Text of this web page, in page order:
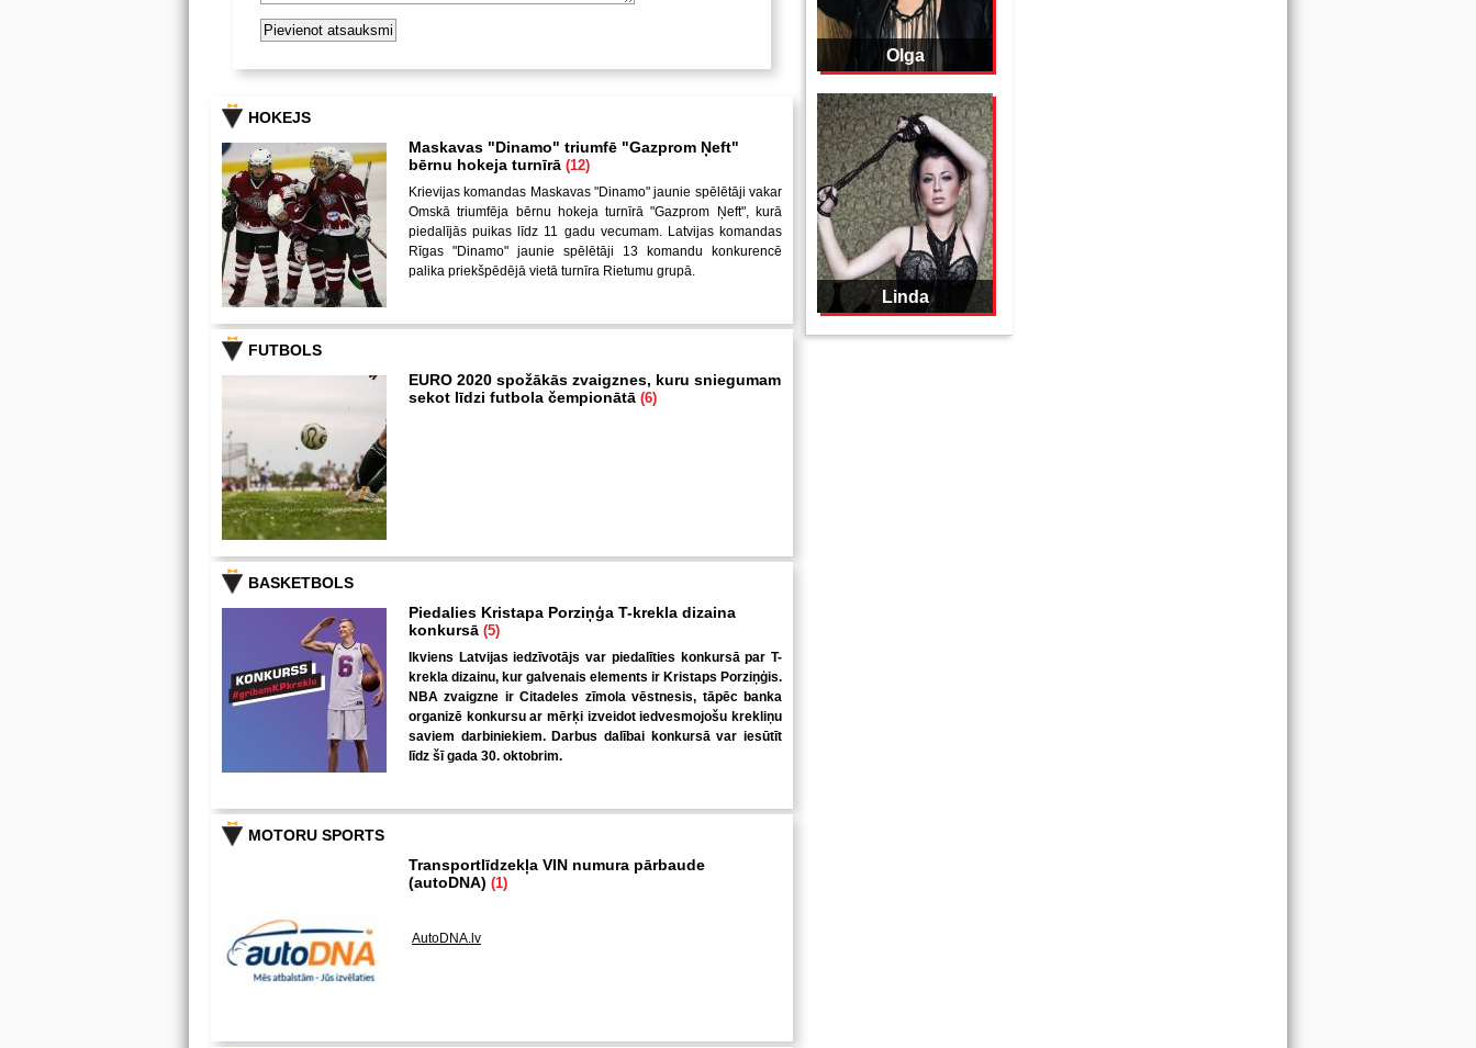
Olga
Linda
HOKEJS
Maskavas "Dinamo" triumfē "Gazprom Ņeft"
bērnu hokeja turnīrā (12)
Krievijas komandas Maskavas "Dinamo" jaunie spēlētāji vakar
Omskā triumfēja bērnu hokeja turnīrā "Gazprom Ņeft", kurā
piedalījās puikas līdz 11 gadu vecumam. Latvijas komandas
Rīgas "Dinamo" jaunie spēlētāji 13 komandu konkurencē
palika priekšpēdējā vietā turnīra Rietumu grupā.
FUTBOLS
EURO 2020 spožākās zvaigznes, kuru sniegumam
sekot līdzi futbola čempionātā (6)
BASKETBOLS
Piedalies Kristapa Porziņģa T-krekla dizaina
konkursā (5)
Ikviens Latvijas iedzīvotājs var piedalīties konkursā par T-
krekla dizainu, kur galvenais elements ir Kristaps Porziņģis.
NBA zvaigzne ir Citadeles zīmola vēstnesis, tāpēc banka
organizē konkursu ar mērķi izveidot iedvesmojošu krekliņu
saviem darbiniekiem. Darbus dalībai konkursā var iesūtīt
līdz šī gada 30. oktobrim.
MOTORU SPORTS
Transportlīdzekļa VIN numura pārbaude
(autoDNA) (1)
AutoDNA.lv